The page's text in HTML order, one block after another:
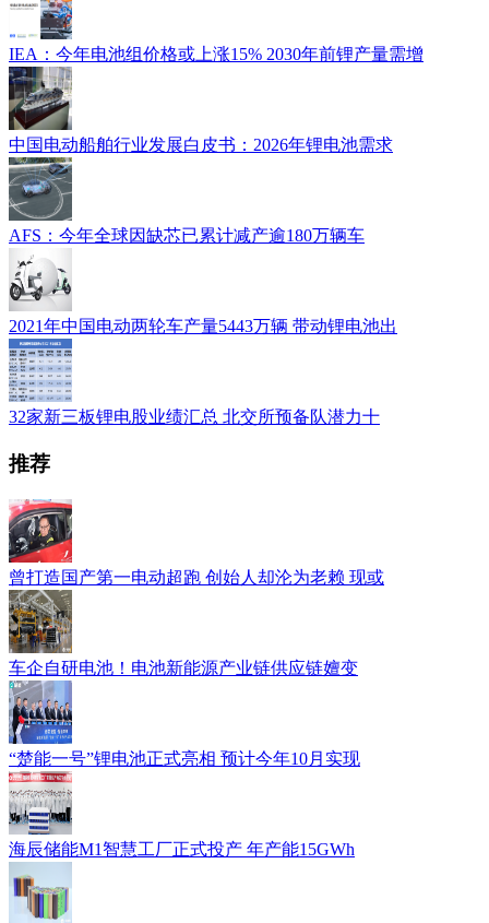
IEA：今年电池组价格或上涨15% 2030年前锂产量需增
中国电动船舶行业发展白皮书：2026年锂电池需求
AFS：今年全球因缺芯已累计减产逾180万辆车
2021年中国电动两轮车产量5443万辆 带动锂电池出
32家新三板锂电股业绩汇总 北交所预备队潜力十
推荐
曾打造国产第一电动超跑 创始人却沦为老赖 现或
车企自研电池！电池新能源产业链供应链嬗变
“楚能一号”锂电池正式亮相 预计今年10月实现
海辰储能M1智慧工厂正式投产 年产能15GWh